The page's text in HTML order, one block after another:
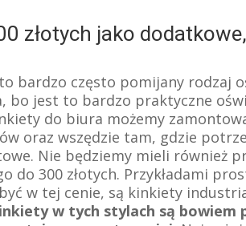
złotych jako
bardzo często pomijany rodzaj
bo jest to bardzo praktyczne
do biura możemy
oraz wszędzie tam, gdzie
Nie będziemy mieli również
do 300 złotych. Przykładami
w tej cenie, są kinkiety
w tych stylach są bowiem